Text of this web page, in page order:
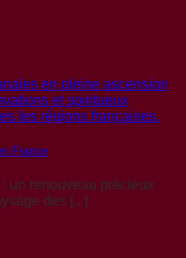
France
un renouveau précieux
des [...]